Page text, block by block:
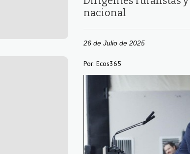
nacional
26 de Julio de 2025
Por: Ecos365